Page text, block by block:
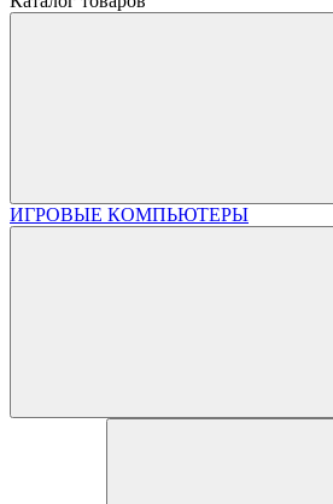
ИГРОВЫЕ КОМПЬЮТЕРЫ